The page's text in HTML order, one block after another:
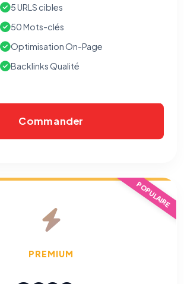
5 URLS cibles
50 Mots-clés
Optimisation On-Page
Backlinks Qualité
Commander
POPULAIRE
PREMIUM